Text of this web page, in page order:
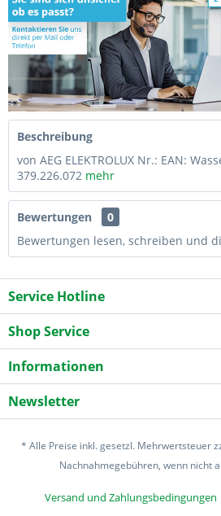
Beschreibung
von AEG ELEKTROLUX Nr.: EAN:
379.226.072 mehr
Bewertungen
0
Bewertungen lesen, schreiben und
Service Hotline
Shop Service
Informationen
Newsletter
* Alle Preise inkl. gesetzl. Mehrwertsteuer
Nachnahmegebühren, wenn nicht
Versand und Zahlungsbedingungen